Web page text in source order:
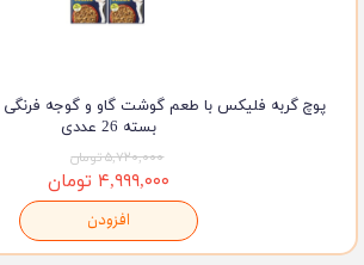
بسته 26 عددی
۵,۷۲۰,۰۰۰ تومان
۴,۹۹۹,۰۰۰ تومان
افزودن